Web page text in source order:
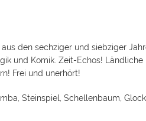
den sechziger und siebziger
und Komik. Zeit-Echos!
Frei und unerhört!
Steinspiel, Schellenbaum,